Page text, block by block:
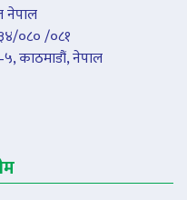
नेपाल
०८० /०८१
काठमाडौं, नेपाल